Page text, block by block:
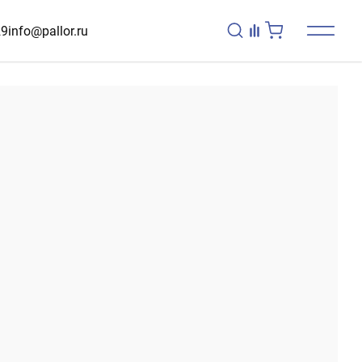
info@pallor.ru